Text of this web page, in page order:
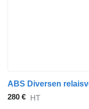
ABS Diversen
280 € HT